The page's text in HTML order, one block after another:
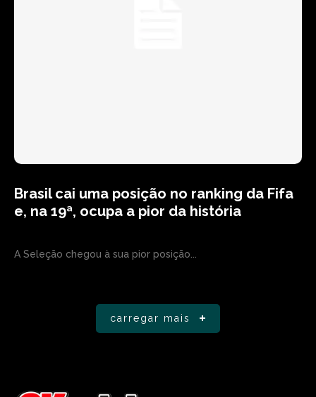
Brasil cai uma posição no ranking da Fifa
e, na 19ª, ocupa a pior da história
A Seleção chegou à sua pior posição...
carregar mais